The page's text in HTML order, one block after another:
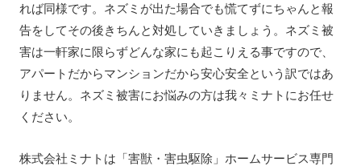
れば同様です。ネズミが出た場合でも慌てずにちゃんと報
告をしてその後きちんと対処していきましょう。ネズミ被
害は一軒家に限らずどんな家にも起こりえる事ですので、
アパートだからマンションだから安心安全という訳ではあ
りません。ネズミ被害にお悩みの方は我々ミナトにお任せ
ください。
株式会社ミナトは「害獣・害虫駆除」ホームサービス専門